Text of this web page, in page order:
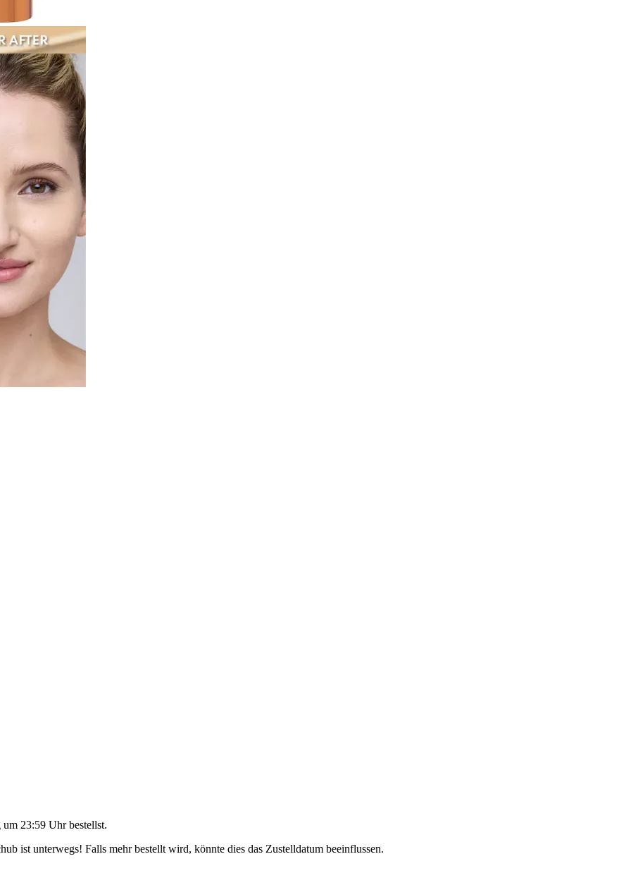
um 23:59 Uhrbestellst.
ist unterwegs! Falls mehr bestellt wird, könnte dies das Zustelldatum beeinflussen.